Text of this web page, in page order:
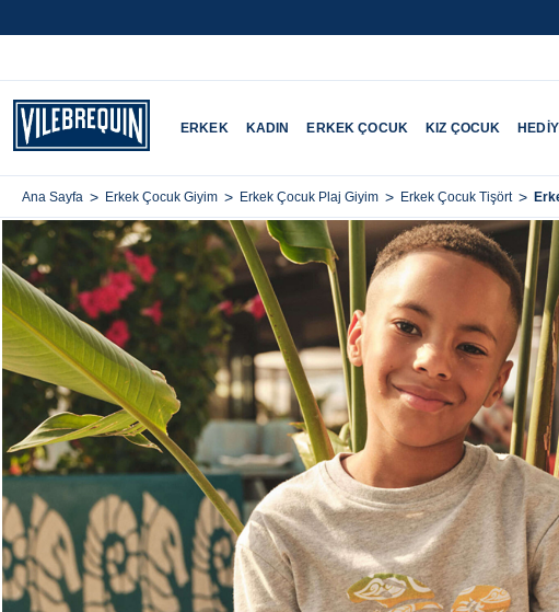
ERKEK KADIN ERKEK ÇOCUK KIZ ÇOCUK
Ana Sayfa > Erkek Çocuk Giyim > Erkek Çocuk Plaj Giyim > Erkek Çocuk Tişört >